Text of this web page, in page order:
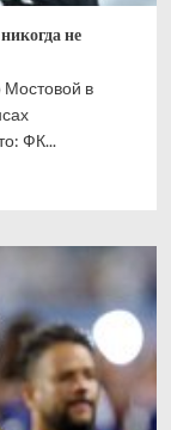
не
Мостовой в
ФК...